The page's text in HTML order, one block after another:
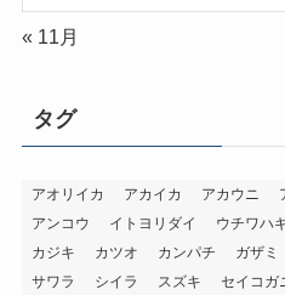
« 11月
タグ
アオリイカ アカイカ アカウニ
アンコウ
イトヨリダイ ウチワハ
カジキ
カツオ カンパチ ガザミ
サワラ
シイラ スズキ セイコガ